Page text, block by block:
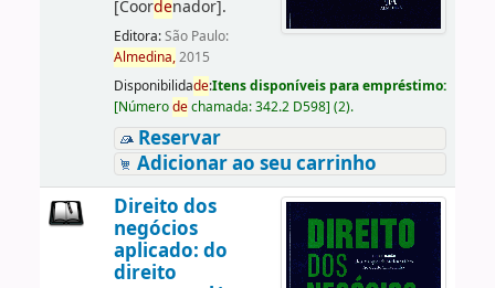
[Coordenador].
Editora:São Paulo:
Almedina,2015
Disponibilidade:Itens disponíveis para empréstimo:
[Númerodechamada:342.2 D598] (2).
Reservar
Adicionar ao seu carrinho
Direito dos
negócios
aplicado: do
direito